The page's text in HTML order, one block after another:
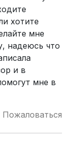
хотите
мне
надеюсь что
и в
мне в
Пожаловаться